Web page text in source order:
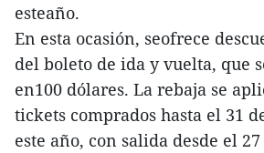
esteaño.
En esta ocasión, seofrece
del boleto de ida y vuelta, que
en100 dólares. La rebaja se
tickets comprados hasta el 31
este año, con salida desde el